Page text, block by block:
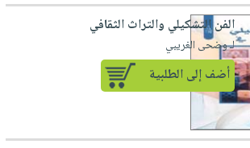
الفن التشكيلي والتراث الثقافي
لـ وضحى الغريبي
أضف إلى الطلبية